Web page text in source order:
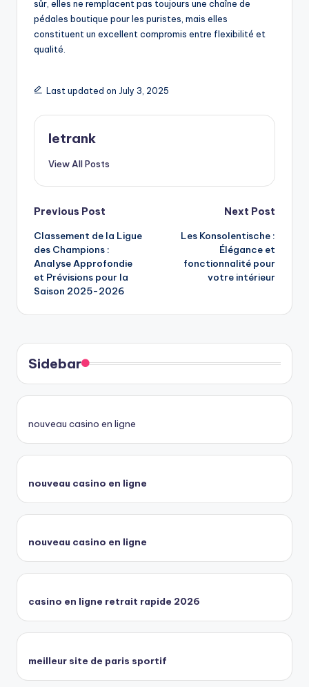
sûr, elles ne remplacent pas toujours une chaîne de
pédales boutique pour les puristes, mais elles
constituent un excellent compromis entre flexibilité et
qualité.
Last updated on July 3, 2025
letrank
View All Posts
Post
navigation
Previous Post
Classement de la Ligue
des Champions :
Analyse Approfondie
et Prévisions pour la
Saison 2025-2026
Next Post
Les Konsolentische :
Élégance et
fonctionnalité pour
votre intérieur
Sidebar
nouveau casino en ligne
nouveau casino en ligne
nouveau casino en ligne
casino en ligne retrait rapide 2026
meilleur site de paris sportif